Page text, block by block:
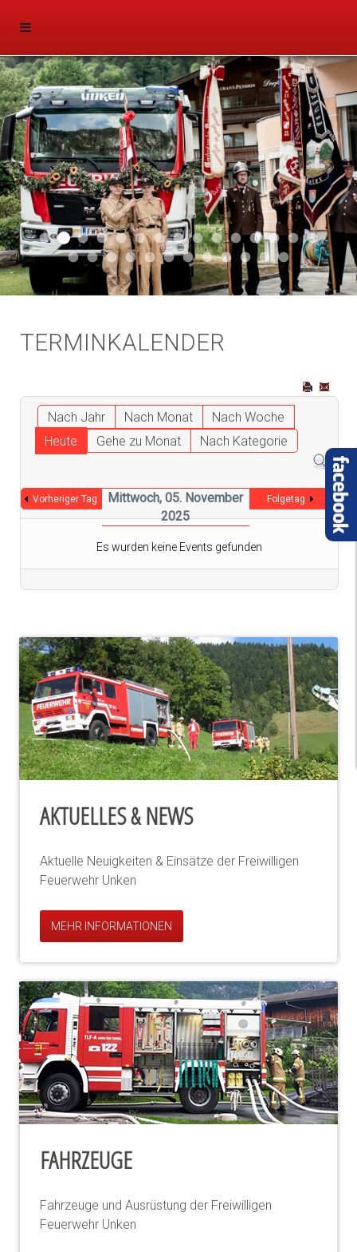
Aktuell 046
Aktuell 047
Start 011Aktuell 044
Aktuell 043
Aktuell 041
Aktuell 042
Aktuell 035
Aktuell 031
Aktuell 032
Aktuell 033
Aktuell 029
Aktuell 027
Aktuell 026
Start
Aktuell 024
Aktuell 019
Auto 010Start 010Start 002
Auto 002
Auto 009Auto 006Start 008
Start 005Start 003Start 006
TERMINKALENDER
Nach Jahr Nach Monat
Nach Woche
Heute
Gehe zu Monat Nach Kategorie
Vorheriger Tag
Mittwoch, 05. November
2025
Folgetag
Es wurden keine Events gefunden
AKTUELLES & NEWS
Aktuelle Neuigkeiten & Einsätze der Freiwilligen
Feuerwehr Unken
MEHR INFORMATIONEN
FAHRZEUGE
Fahrzeuge und Ausrüstung der Freiwilligen
Feuerwehr Unken